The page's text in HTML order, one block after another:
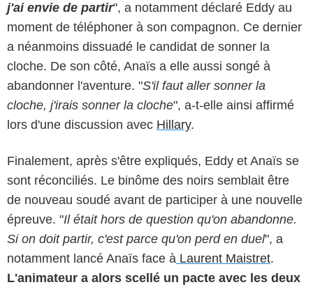
j'ai envie de partir", a notamment déclaré Eddy au
moment de téléphoner à son compagnon. Ce dernier
a néanmoins dissuadé le candidat de sonner la
cloche. De son côté, Anaïs a elle aussi songé à
abandonner l'aventure. "S'il faut aller sonner la
cloche, j'irais sonner la cloche", a-t-elle ainsi affirmé
lors d'une discussion avec Hillary.
Finalement, après s'être expliqués, Eddy et Anaïs se
sont réconciliés. Le binôme des noirs semblait être
de nouveau soudé avant de participer à une nouvelle
épreuve. "Il était hors de question qu'on abandonne.
Si on doit partir, c'est parce qu'on perd en duel", a
notamment lancé Anaïs face à Laurent Maistret.
L'animateur a alors scellé un pacte avec les deux